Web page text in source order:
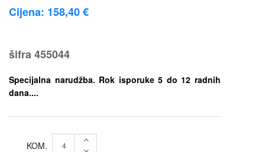
Cijena: 158,40 €
šifra455044
Specijalna narudžba. Rok isporuke 5 do 12 radnih
dana....
KOM.